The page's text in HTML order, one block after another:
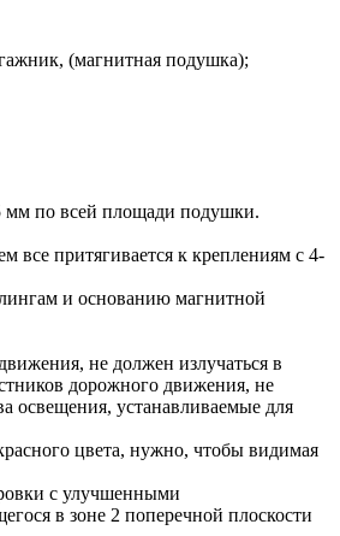
(магнитная подушка);
мм по всей площади подушки.
все притягивается к креплениям с 4-
и основанию магнитной
не должен излучаться в
дорожного движения, не
освещения, устанавливаемые для
цвета, нужно, чтобы видимая
с улучшенными
в зоне 2 поперечной плоскости